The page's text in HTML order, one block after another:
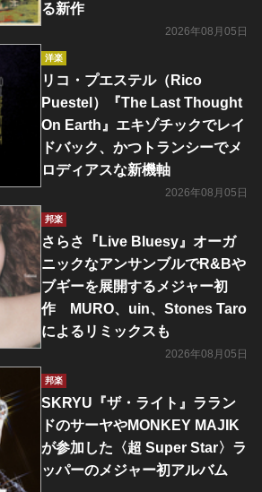
る新作
2026年08月05日
洋楽
リコ・プエステル（Rico
Puestel）『The Last Thought
On Earth』エキゾチックでレイ
ドバック、かつトランシーでメ
ロディアスな新機軸
2026年08月05日
邦楽
さらさ『Live Bluesy』オーガ
ニックなアンサンブルでR&Bや
ブギーを展開するメジャー初
作 MURO、uin、Stones Taro
によるリミックスも
2026年08月05日
邦楽
SKRYU『ザ・ライト』ララン
ドのサーヤやMONKEY MAJIK
が参加した〈超 Super Star〉ラ
ッパーのメジャー初アルバム